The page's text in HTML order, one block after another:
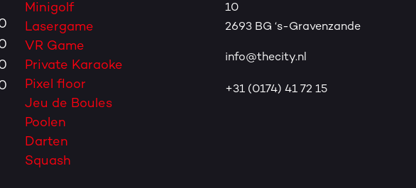
Minigolf
Lasergame
VR Game
Private Karaoke
Pixel floor
Jeu de Boules
Poolen
Darten
Squash
10
2693 BG ‘s-Gravenzande
info@thecity.nl
+31 (0174) 41 72 15